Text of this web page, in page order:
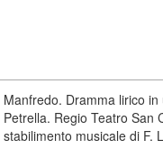
Manfredo. Dramma lirico
Petrella. Regio Teatro San
stabilimento musicale di F.